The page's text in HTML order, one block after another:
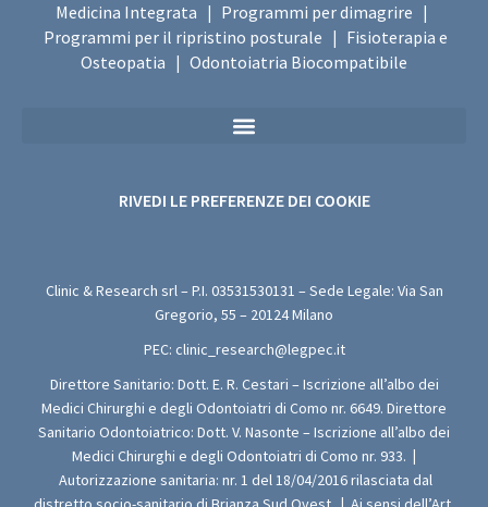
Medicina Integrata Programmi per dimagrire
Programmi per il ripristino posturale
Fisioterapia e
Osteopatia
Odontoiatria Biocompatibile
RIVEDI LE PREFERENZE DEI COOKIE
Clinic & Research srl – P.I. 03531530131 – Sede Legale: Via San
Gregorio, 55 – 20124 Milano
PEC: clinic_research@legpec.it
Direttore Sanitario: Dott. E. R. Cestari – Iscrizione all’albo dei
Medici Chirurghi e degli Odontoiatri di Como nr. 6649. Direttore
Sanitario Odontoiatrico: Dott. V. Nasonte – Iscrizione all’albo dei
Medici Chirurghi e degli Odontoiatri di Como nr. 933. |
Autorizzazione sanitaria: nr. 1 del 18/04/2016 rilasciata dal